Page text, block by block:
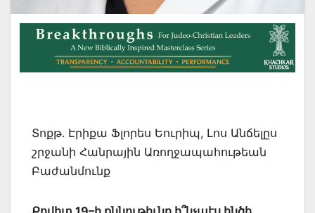
Տոքթ. Էրիքա Ֆլորես Եուրիպ, Լոս Անճելըս
շրջանի Հանրային Առողջապահութեան
Բաժանմունք